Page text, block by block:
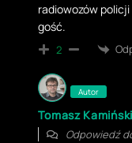
radiowozów
gość.
2
Autor
Tomasz Kamiński
Odpowiedź